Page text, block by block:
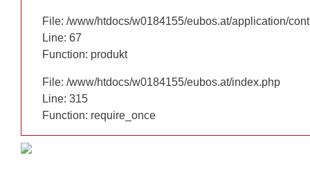
File: /www/htdocs/w0184155/eubos.at/application/
Line: 67
Function: produkt
File: /www/htdocs/w0184155/eubos.at/index.php
Line: 315
Function: require_once
File: /www/htdocs/w0184155/eubos.at/application/
Line: 67
Function: produkt
File: /www/htdocs/w0184155/eubos.at/index.php
Line: 315
Function: require_once